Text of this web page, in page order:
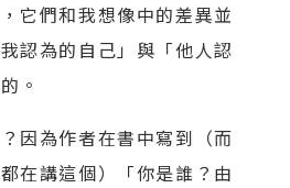
它們和我想像中的差異並
認為的自己」與「他人認
。
因為作者在書中寫到（而
在講這個）「你是誰？由